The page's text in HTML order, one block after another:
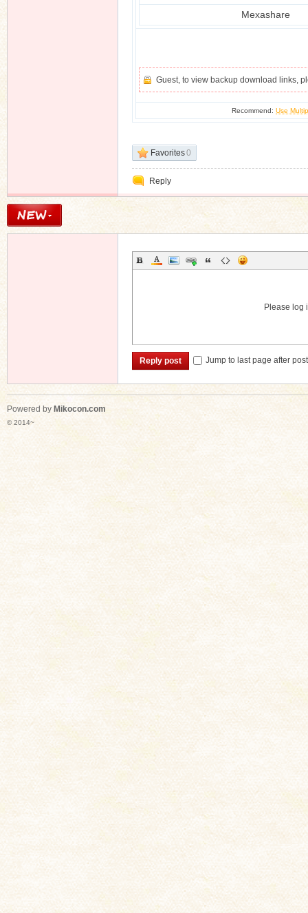
Mexashare
Guest, to view backup download links,
Recommend:Use
Favorites0
Reply
Please log
Reply post Jump to last page after
Powered by Mikocon.com
© 2014~